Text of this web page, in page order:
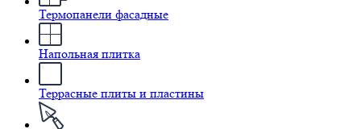
Термопанели фасадные
Напольная плитка
Террасные плиты и пластины